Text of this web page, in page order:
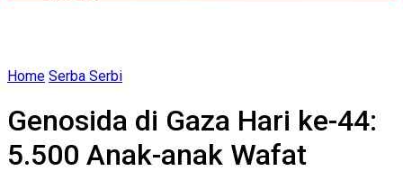
Home Serba Serbi
Genosida di Gaza Hari ke-44:
5.500 Anak-anak Wafat